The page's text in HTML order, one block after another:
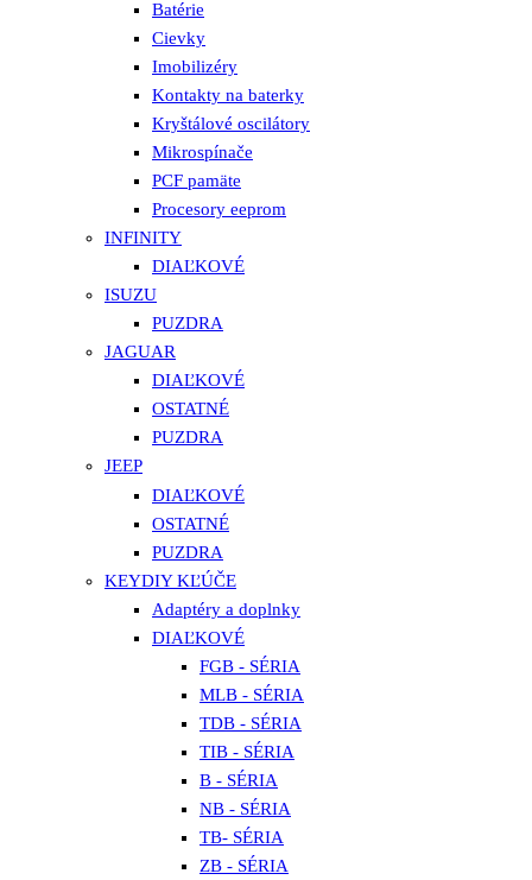
Batérie
Cievky
Imobilizéry
Kontakty na baterky
Kryštálové oscilátory
Mikrospínače
PCF pamäte
Procesory eeprom
INFINITY
DIAĽKOVÉ
ISUZU
PUZDRA
JAGUAR
DIAĽKOVÉ
OSTATNÉ
PUZDRA
JEEP
DIAĽKOVÉ
OSTATNÉ
PUZDRA
KEYDIY KĽÚČE
Adaptéry a doplnky
DIAĽKOVÉ
FGB - SÉRIA
MLB - SÉRIA
TDB - SÉRIA
TIB - SÉRIA
B - SÉRIA
NB - SÉRIA
TB- SÉRIA
ZB - SÉRIA